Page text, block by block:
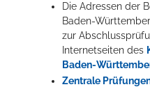
Die Adressen der
Baden-
zur
Internetseiten des
Baden-
Zentrale